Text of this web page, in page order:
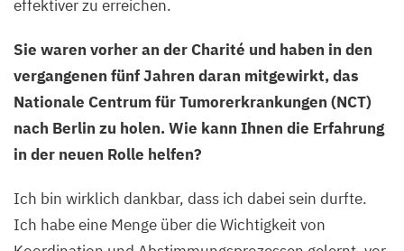
effektiver zu erreichen.
Sie waren vorher an der Charité und haben in den
vergangenen fünf Jahren daran mitgewirkt, das
Nationale Centrum für Tumorerkrankungen (NCT)
nach Berlin zu holen. Wie kann Ihnen die Erfahrung
in der neuen Rolle helfen?
Ich bin wirklich dankbar, dass ich dabei sein durfte.
Ich habe eine Menge über die Wichtigkeit von